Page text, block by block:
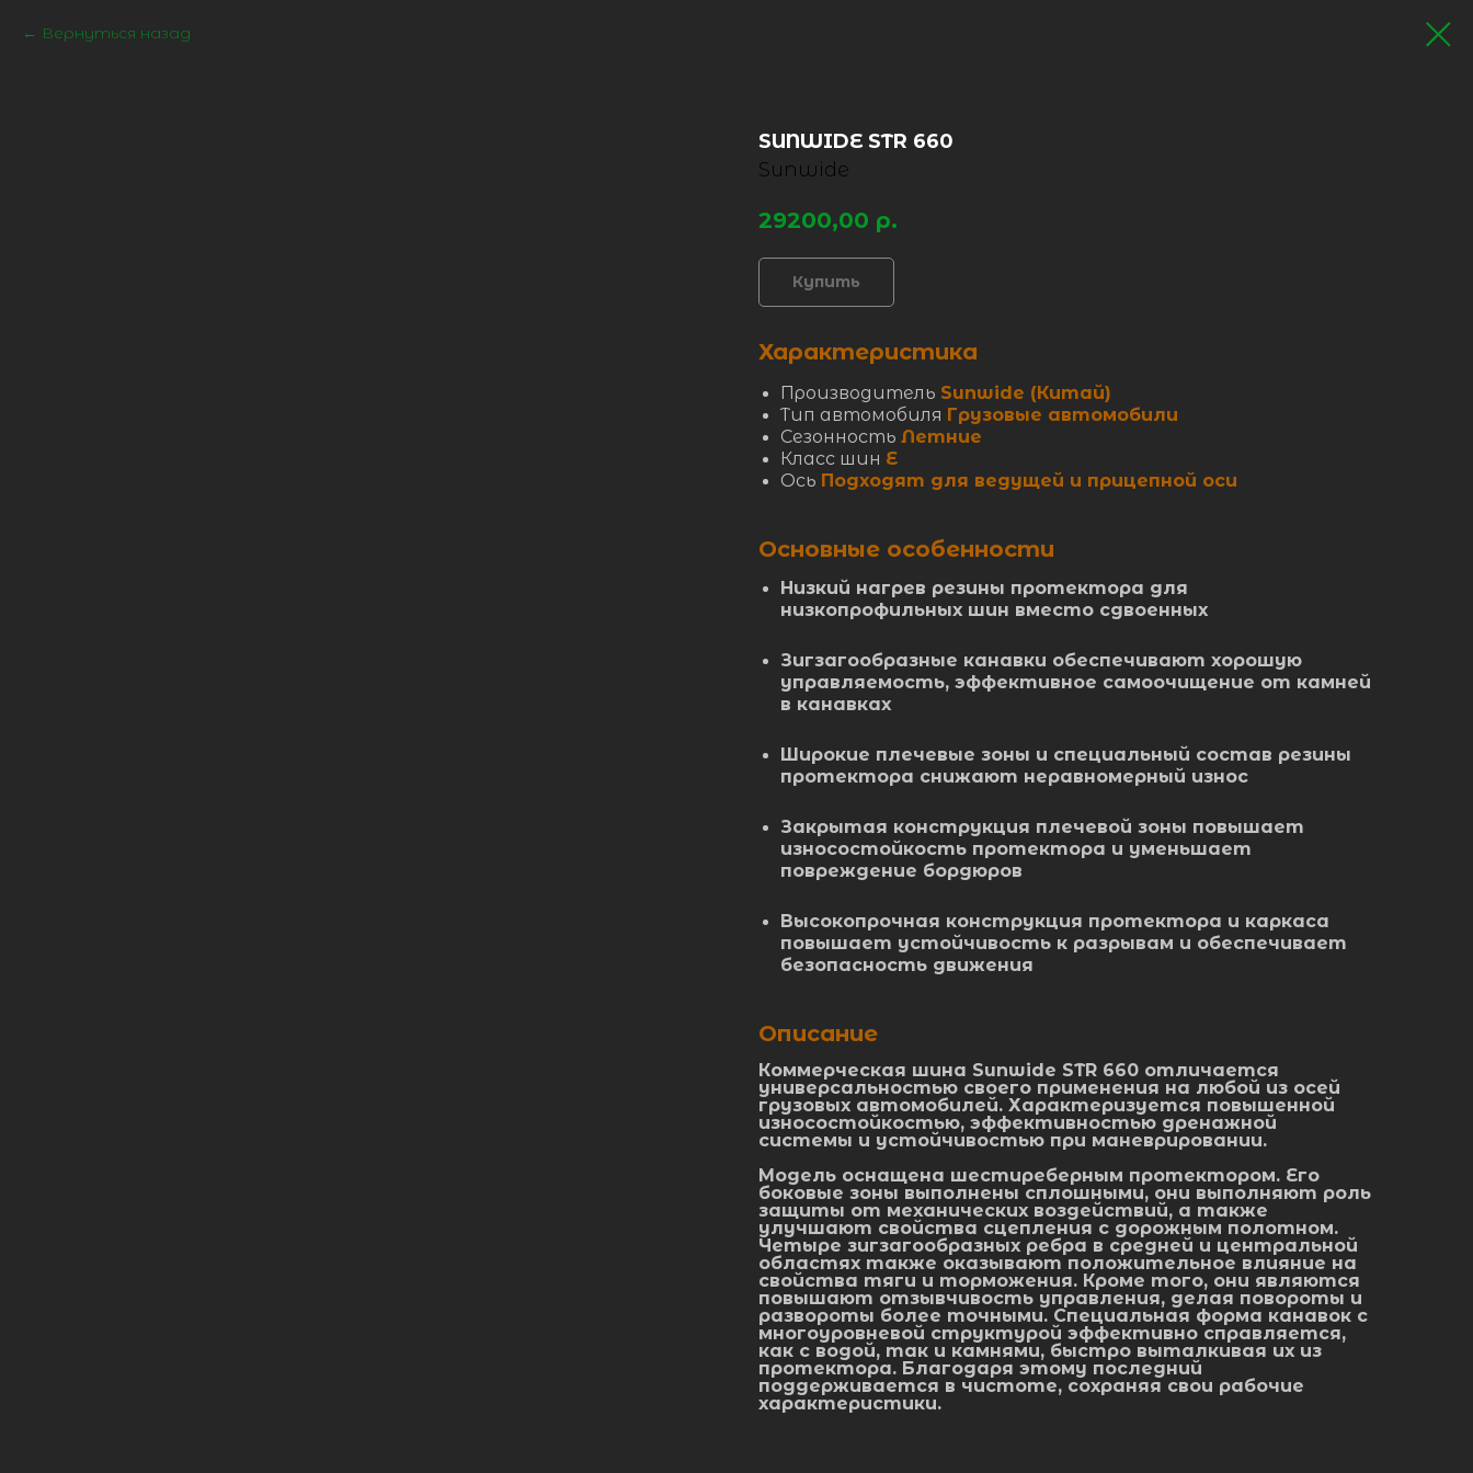
Вернуться назад
SUNWIDE STR 660
Sunwide
29200,00 р.
Купить
Характеристика
Производитель Sunwide (Китай)
Тип автомобиля Грузовые автомобили
Сезонность Летние
Класс шин E
Ось Подходят для ведущей и прицепной оси
Основные особенности
Низкий нагрев резины протектора для
низкопрофильных шин вместо сдвоенных
Зигзагообразные канавки обеспечивают хорошую
управляемость, эффективное самоочищение от камней
в канавках
Широкие плечевые зоны и специальный состав резины
протектора снижают неравномерный износ
Закрытая конструкция плечевой зоны повышает
износостойкость протектора и уменьшает
повреждение бордюров
Высокопрочная конструкция протектора и каркаса
повышает устойчивость к разрывам и обеспечивает
безопасность движения
Описание
Коммерческая шина Sunwide STR 660 отличается
универсальностью своего применения на любой из осей
грузовых автомобилей. Характеризуется повышенной
износостойкостью, эффективностью дренажной
системы и устойчивостью при маневрировании.
Модель оснащена шестиреберным протектором. Его
боковые зоны выполнены сплошными, они выполняют роль
защиты от механических воздействий, а также
улучшают свойства сцепления с дорожным полотном.
Четыре зигзагообразных ребра в средней и центральной
областях также оказывают положительное влияние на
свойства тяги и торможения. Кроме того, они являются
повышают отзывчивость управления, делая повороты и
развороты более точными. Специальная форма канавок с
многоуровневой структурой эффективно справляется,
как с водой, так и камнями, быстро выталкивая их из
протектора. Благодаря этому последний
поддерживается в чистоте, сохраняя свои рабочие
характеристики.